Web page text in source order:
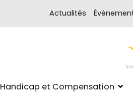
Actualités
Handicap et Compensation